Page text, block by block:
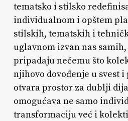
tematsko i stilsko
individualnom i opštem
stilskih, tematskih i
uglavnom izvan nas
pripadaju nečemu što
njihovo dovođenje u svest
otvara prostor za dublji
omogućava ne samo
transformaciju već i